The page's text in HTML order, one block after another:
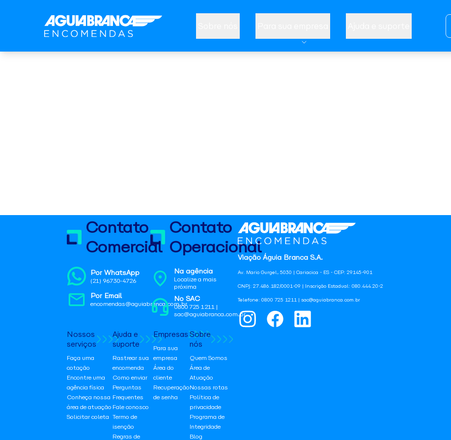
Viação Águia Branca S.A.
Av. Mario Gurgel, 5030 | Cariacica - ES - CEP: 29145-901
CNPJ: 27.486.182/0001-09 | Inscrição Estadual: 080.444.20-2
Telefone: 0800 725 1211 | sac@aguiabranca.com.br
Contato
Comercial
Por WhatsApp
(21) 96730-4726
Por Email
encomendas@aguiabranca.com.br
Contato
Operacional
Na agência
Localize a mais
próxima
No SAC
0800 725 1211 |
sac@aguiabranca.com.br
Nossos
serviços
Faça uma
cotação
Encontre uma
agência física
Conheça nossa
área de atuação
Solicitar coleta
Ajuda e
suporte
Rastrear sua
encomenda
Como enviar
Perguntas
Frequentes
Fale conosco
Termo de
isenção
Regras de
Empresas
Para sua
empresa
Área do
cliente
Recuperação
de senha
Sobre
nós
Quem Somos
Área de
Atuação
Nossas rotas
Política de
privacidade
Programa de
Integridade
Blog